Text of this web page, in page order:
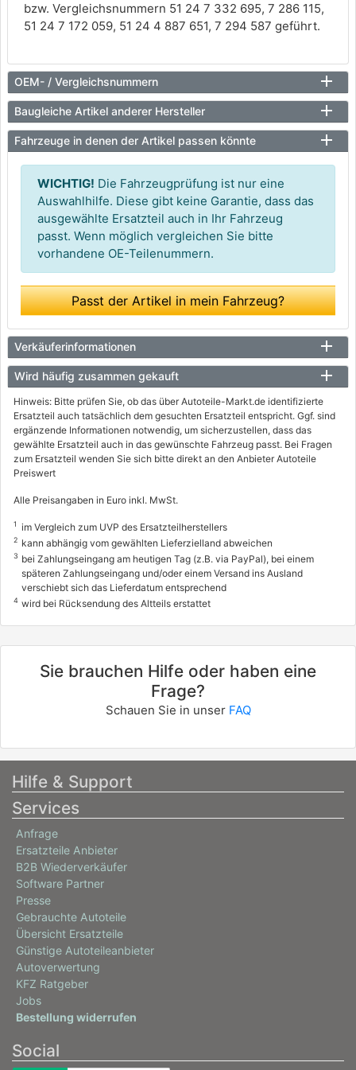
bzw. Vergleichsnummern 51 24 7 332 695, 7 286 115,
51 24 7 172 059, 51 24 4 887 651, 7 294 587 geführt.
OEM- / Vergleichsnummern
Baugleiche Artikel anderer Hersteller
Fahrzeuge in denen der Artikel passen könnte
WICHTIG! Die Fahrzeugprüfung ist nur eine
Auswahlhilfe. Diese gibt keine Garantie, dass das
ausgewählte Ersatzteil auch in Ihr Fahrzeug
passt. Wenn möglich vergleichen Sie bitte
vorhandene OE-Teilenummern.
Passt der Artikel in mein Fahrzeug?
Verkäuferinformationen
Wird häufig zusammen gekauft
Hinweis: Bitte prüfen Sie, ob das über Autoteile-Markt.de identifizierte
Ersatzteil auch tatsächlich dem gesuchten Ersatzteil entspricht. Ggf. sind
ergänzende Informationen notwendig, um sicherzustellen, dass das
gewählte Ersatzteil auch in das gewünschte Fahrzeug passt. Bei Fragen
zum Ersatzteil wenden Sie sich bitte direkt an den Anbieter Autoteile
Preiswert
Alle Preisangaben in Euro inkl. MwSt.
1 im Vergleich zum UVP des Ersatzteilherstellers
2 kann abhängig vom gewählten Lieferzielland abweichen
3 bei Zahlungseingang am heutigen Tag (z.B. via PayPal), bei einem
späteren Zahlungseingang und/oder einem Versand ins Ausland
verschiebt sich das Lieferdatum entsprechend
4 wird bei Rücksendung des Altteils erstattet
Sie brauchen Hilfe oder haben eine
Frage?
Schauen Sie in unser FAQ
Hilfe & Support
Services
Anfrage
Ersatzteile Anbieter
B2B Wiederverkäufer
Software Partner
Presse
Gebrauchte Autoteile
Übersicht Ersatzteile
Günstige Autoteileanbieter
Autoverwertung
KFZ Ratgeber
Jobs
Bestellung widerrufen
Social